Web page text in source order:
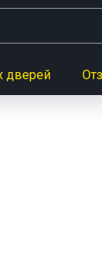
дверей